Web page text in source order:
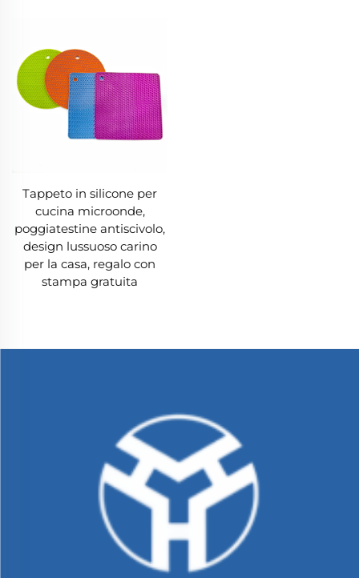
Tappeto in silicone per
cucina microonde,
poggiatestine antiscivolo,
design lussuoso carino
per la casa, regalo con
stampa gratuita